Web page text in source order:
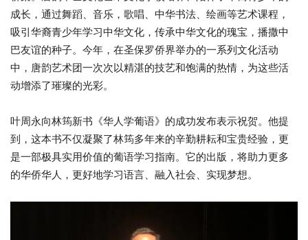
成长，通过舞蹈、音乐，歌唱、中华书法、绘画等艺术课程，
吸引华裔青少年学习中华文化，传承中华文化的瑰宝，播撒中
巴友谊的种子。今年，在圣保罗侨界举办的一系列文化活动
中，唐韵艺术团一次次以精湛的技艺和饱满的热情，为这些活
动增添了璀璨的光彩。
叶周永向林筠新书《华人学葡语》的成功发布表示祝贺。他提
到，这本书不仅凝聚了林筠多年来的辛勤耕耘和宝贵经验，更
是一部极具实用价值的葡语学习指南。它的出版，将助力更多
的华侨华人，更好地学习语言、融入社会、实现梦想。